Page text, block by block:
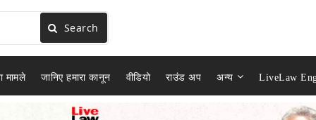
Search
मामले जानिए हमारा कानून वीडियो राउंड अप अन्य LiveLaw